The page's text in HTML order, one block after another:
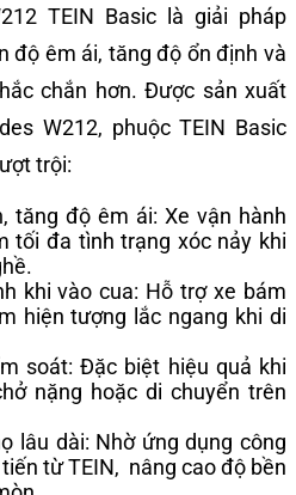
TEIN Basic là giải pháp
độ êm ái, tăng độ ổn định và
chắn hơn. Được sản xuất
W212, phuộc TEIN Basic
trội:
tăng độ êm ái: Xe vận hành
tối đa tình trạng xóc nảy khi
khi vào cua: Hỗ trợ xe bám
hiện tượng lắc ngang khi di
soát: Đặc biệt hiệu quả khi
nặng hoặc di chuyển trên
lâu dài: Nhờ ứng dụng công
từ TEIN, nâng cao độ bền